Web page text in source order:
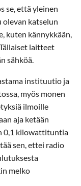
se, että yleinen
olevan katselun
kuten kännykkään,
laitteet
sähköä.
instituutio ja
myös monen
ilmoille
aja ketään
0,1 kilowattituntia
sen, ettei radio
melko